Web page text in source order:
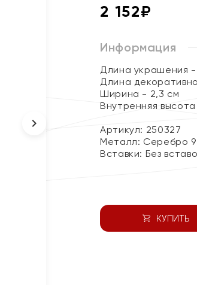
2 152₽
Информация
Длина украшения -
Длина
Ширина - 2,3 см
Внутренняя
Артикул: 250327
Металл: Серебро
Вставки: Без
КУПИТЬ